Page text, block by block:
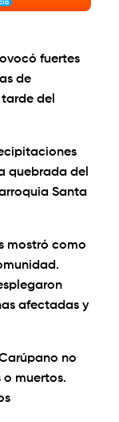
fuertes
de
del
quebrada del
Santa
mostró como
afectadas y
no
muertos.